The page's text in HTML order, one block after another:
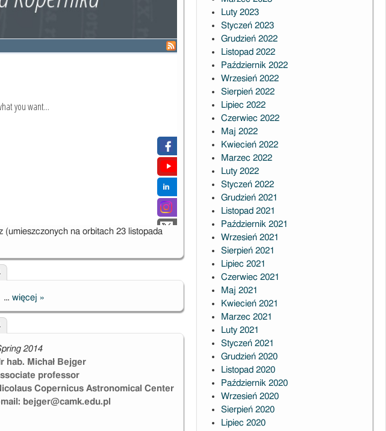
(umieszczonych na orbitach 23 listopada
więcej Cloudy
workshop
»
2014
hab. Michał Bejger
professor
Copernicus Astronomical Center
bejger@camk.edu.pl
Luty 2023
Styczeń 2023
Grudzień 2022
Listopad 2022
Październik 2022
Wrzesień 2022
Sierpień 2022
Lipiec 2022
Czerwiec 2022
Maj 2022
Kwiecień 2022
Marzec 2022
Luty 2022
Styczeń 2022
Grudzień 2021
Listopad 2021
Październik 2021
Wrzesień 2021
Sierpień 2021
Lipiec 2021
Czerwiec 2021
Maj 2021
Kwiecień 2021
Marzec 2021
Luty 2021
Styczeń 2021
Grudzień 2020
Listopad 2020
Październik 2020
Wrzesień 2020
Sierpień 2020
Lipiec 2020